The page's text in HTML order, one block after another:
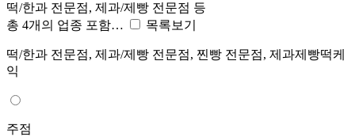
떡/한과 전문점, 제과/제빵 전문점 등
총 4개의 업종 포함…
목록보기
떡/한과 전문점, 제과/제빵 전문점, 찐빵 전문점, 제과제빵떡케
익
주점